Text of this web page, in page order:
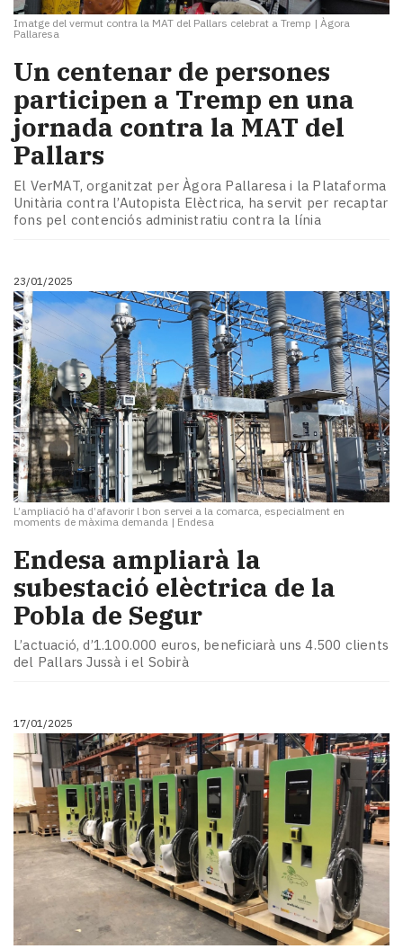
Imatge del vermut contra la MAT del Pallars celebrat a Tremp | Àgora
Pallaresa
Un centenar de persones
participen a Tremp en una
jornada contra la MAT del
Pallars
El VerMAT, organitzat per Àgora Pallaresa i la Plataforma
Unitària contra l’Autopista Elèctrica, ha servit per recaptar
fons pel contenciós administratiu contra la línia
23/01/2025
L’ampliació ha d’afavorir l bon servei a la comarca, especialment en
moments de màxima demanda | Endesa
Endesa ampliarà la
subestació elèctrica de la
Pobla de Segur
L’actuació, d’1.100.000 euros, beneficiarà uns 4.500 clients
del Pallars Jussà i el Sobirà
17/01/2025